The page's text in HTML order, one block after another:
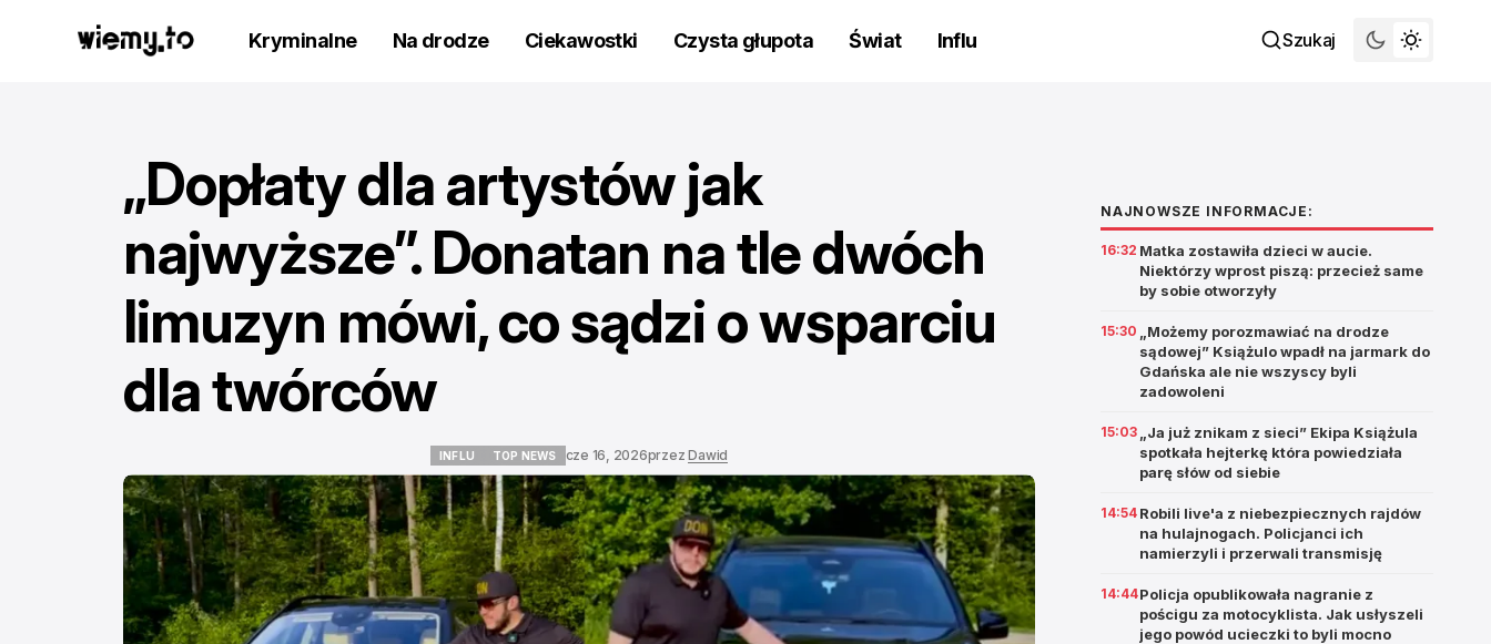
Kryminalne Na drodze Ciekawostki Czysta głupota Świat Influ Szukaj
„Dopłaty dla artystów jak
najwyższe”. Donatan na tle dwóch
limuzyn mówi, co sądzi o wsparciu
dla twórców
INFLU TOP NEWS cze 16, 2026przez Dawid
NAJNOWSZE INFORMACJE:
16:32 Matka zostawiła dzieci w aucie.
Niektórzy wprost piszą: przecież same
by sobie otworzyły
15:30
„Możemy porozmawiać na drodze
sądowej” Książulo wpadł na jarmark do
Gdańska ale nie wszyscy byli
zadowoleni
15:03
„Ja już znikam z sieci” Ekipa Książula
spotkała hejterkę która powiedziała
parę słów od siebie
14:54 Robili live'a z niebezpiecznych rajdów
na hulajnogach. Policjanci ich
namierzyli i przerwali transmisję
14:44Policja opublikowała nagranie z
pościgu za motocyklista. Jak usłyszeli
jego powód ucieczki to byli mocno